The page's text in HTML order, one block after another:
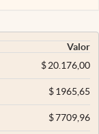
Valor
$20.176,00
$1965,65
$7709,96